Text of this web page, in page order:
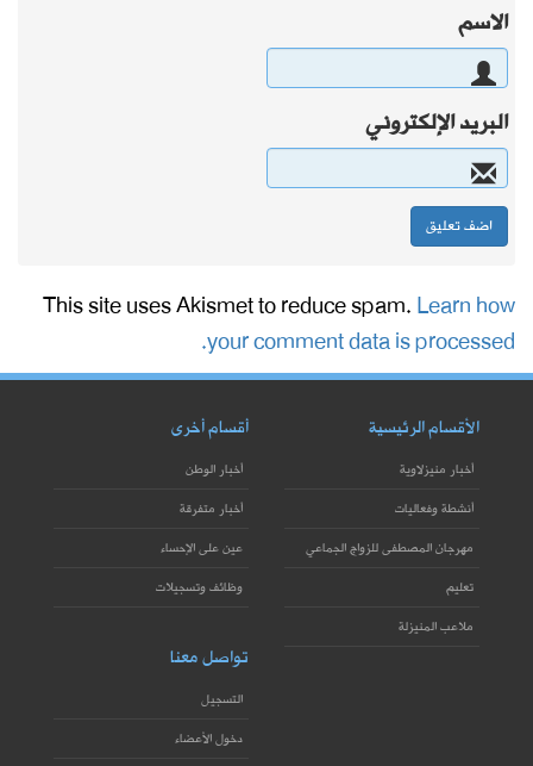
الاسم
البريد الإلكتروني
This site uses Akismet to reduce spam.Learn how
your comment data is processed.
الأقسام الرئيسية
أخبار منيزلاوية
أنشطة وفعاليات
مهرجان المصطفى للزواج الجماعي
تعليم
ملاعب المنيزلة
أقسام أخرى
أخبار الوطن
أخبار متفرقة
عين على الإحساء
وظائف وتسجيلات
تواصل معنا
التسجيل
دخول الأعضاء